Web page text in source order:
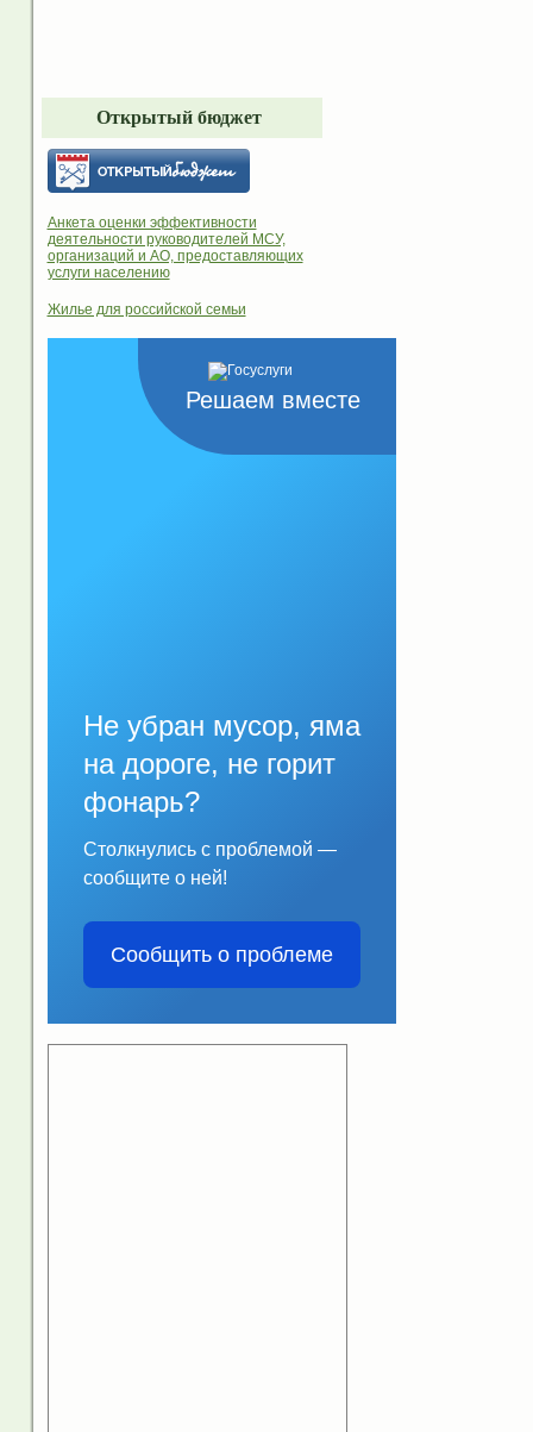
Открытый бюджет
Анкета оценки эффективности
деятельности руководителей МСУ,
организаций и АО, предоставляющих
услуги населению
Жилье для российской семьи
Решаем вместе
Не убран мусор, яма
на дороге, не горит
фонарь?
Столкнулись с проблемой —
сообщите о ней!
Сообщить о проблеме